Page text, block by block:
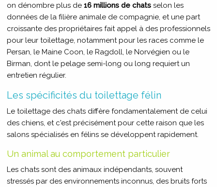
on dénombre plus de 16 millions de chats selon les
données de la filière animale de compagnie, et une part
croissante des propriétaires fait appel à des professionnels
pour leur toilettage, notamment pour les races comme le
Persan, le Maine Coon, le Ragdoll, le Norvégien ou le
Birman, dont le pelage semi-long ou long requiert un
entretien régulier.
Les spécificités du toilettage félin
Le toilettage des chats diffère fondamentalement de celui
des chiens, et c'est précisément pour cette raison que les
salons spécialisés en félins se développent rapidement.
Un animal au comportement particulier
Les chats sont des animaux indépendants, souvent
stressés par des environnements inconnus, des bruits forts